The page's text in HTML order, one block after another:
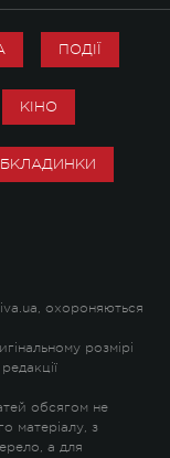
ПОДІЇ
КІНО
охороняються
розмірі
обсягом не
матеріалу, з
а для